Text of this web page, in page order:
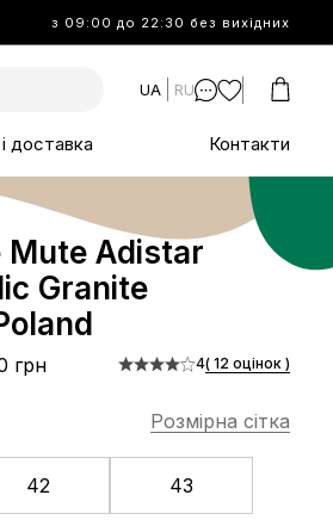
з 09:00 до 22:30 без вихідних
UA RU
і доставка Контакти
Mute Adistar
Granite
грн 4( 12 оцінок )
Розмірна сітка
42 43